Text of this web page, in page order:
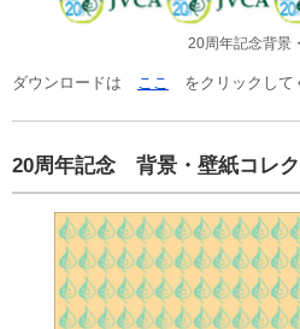
20周年記念背景
ダウンロードは ここ をクリックして
20周年記念 背景・壁紙コレ